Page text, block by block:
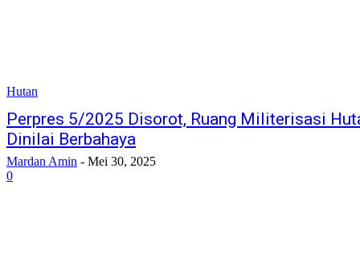
Hutan
Perpres 5/2025 Disorot, Ruang Militerisasi
Dinilai Berbahaya
Mardan Amin - Mei 30, 2025
0